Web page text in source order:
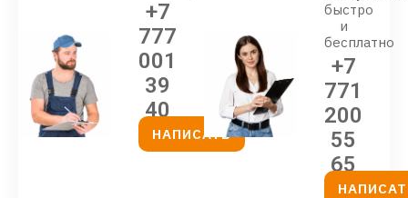
+7
777
001
39
40
НАПИСАТЬ
быстро
и
бесплатно
+7
771
200
55
65